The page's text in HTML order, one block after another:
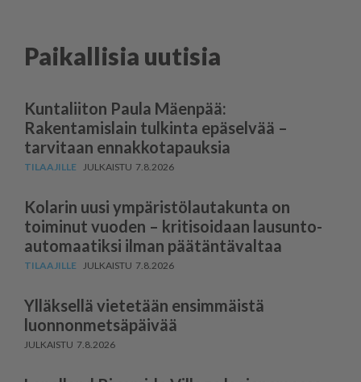
Paikallisia uutisia
Kuntaliiton Paula Mäenpää:
Rakentamislain tulkinta epäselvää –
tarvitaan ennakkotapauksia
7.8.2026
Kolarin uusi ympäris­tö­lau­takunta on
toiminut vuoden – kritisoidaan lausun­to­
au­to­maatiksi ilman päätäntävaltaa
7.8.2026
Ylläksellä vietetään ensimmäistä
luonnonmetsäpäivää
7.8.2026